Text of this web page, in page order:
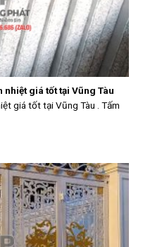
giá tốt tại Vũng Tàu
giá tốt tại Vũng Tàu . Tấm